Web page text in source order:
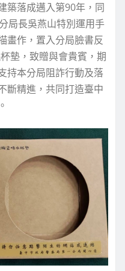
築落成邁入第90年，同
局長吳燕山特別運用手
畫作，置入分局臉書反
墊，致贈與會貴賓，期
持本分局阻詐行動及落
斷精進，共同打造臺中